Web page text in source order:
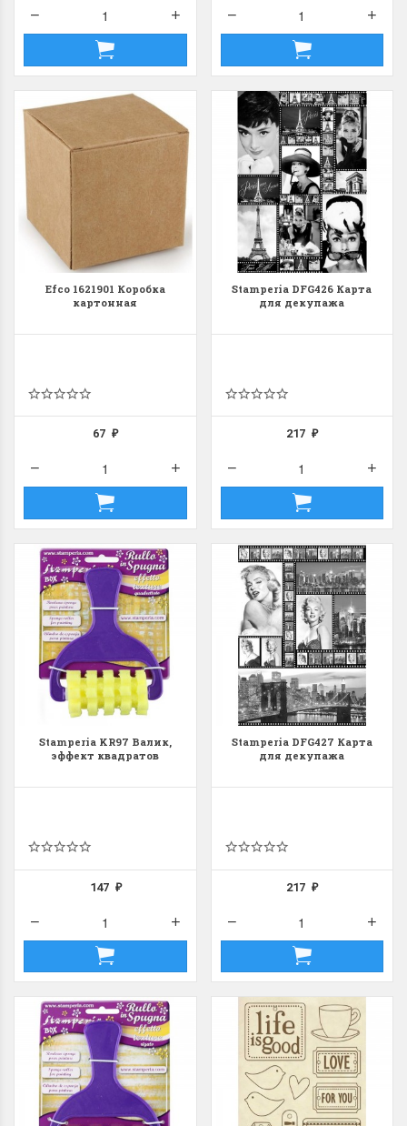
Dimensions 35231
Willow Swan
(Ива-лебедь)
Хороший набор
Отличный набор, канва,
нитки и схема, всё в
отличном состоянии.
13648USA
(Белый
с
Красивый
Очень красивый
раритетный
комплектация
Ларина
1 апреля 2026
Efco 1621901 Коробка
картонная
67₽
Stamperia DFG426 Карта
для декупажа
217₽
Stamperia KR97 Валик,
эффект квадратов
147 ₽
Stamperia DFG427 Карта
для декупажа
217₽